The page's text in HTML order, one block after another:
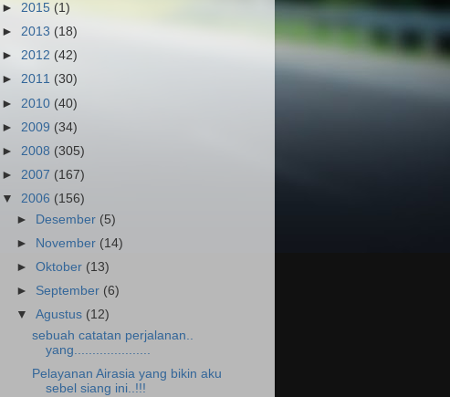
► 2015 (1)
► 2013 (18)
► 2012 (42)
► 2011 (30)
► 2010 (40)
► 2009 (34)
► 2008 (305)
► 2007 (167)
▼ 2006 (156)
►
Desember (5)
►
November (14)
►Oktober (13)
► September (6)
▼Agustus (12)
sebuah catatan perjalanan..
yang.....................
Pelayanan Airasia yang bikin aku
sebel siang ini..!!!